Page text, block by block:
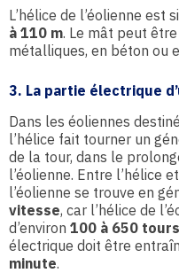
L’hélice de l’éolienne est
à 110 m. Le mât peut
métalliques, en béton ou
3. La partie électrique
Dans les éoliennes
l’hélice fait tourner un
de la tour, dans le
l’éolienne. Entre l’hélice
l’éolienne se trouve en
vitesse, car l’hélice de
d’environ 100 à 650
électrique doit être
minute.